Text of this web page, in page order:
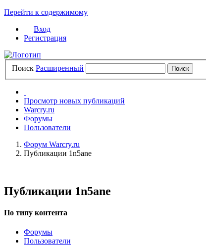
Перейти к содержимому
Вход
Регистрация
Поиск Расширенный
Просмотр новых публикаций
Warcry.ru
Форумы
Пользователи
Форум Warcry.ru
Публикации 1n5ane
Публикации 1n5ane
По типу контента
Форумы
Пользователи